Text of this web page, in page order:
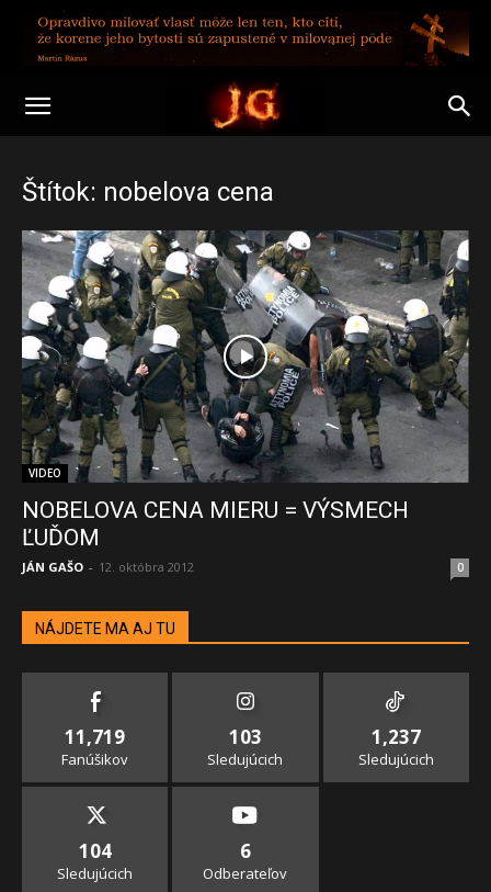
Štítok: nobelova cena
VIDEO
NOBELOVA CENA MIERU = VÝSMECH
ĽUĎOM
JÁN GAŠO - 12. októbra 2012 0
NÁJDETE MA AJ TU
11,719
Fanúšikov
103
Sledujúcich
1,237
Sledujúcich
104
Sledujúcich
6
Odberateľov